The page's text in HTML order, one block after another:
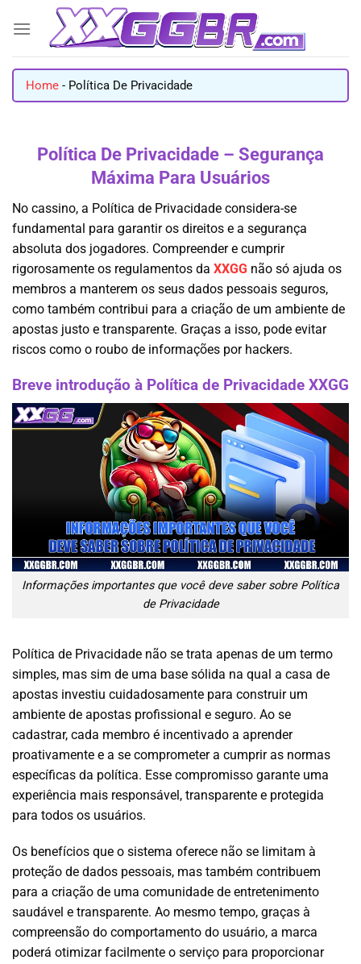
Home - Política De Privacidade
Política De Privacidade – Segurança
Máxima Para Usuários
No cassino, a Política de Privacidade considera-se
fundamental para garantir os direitos e a segurança
absoluta dos jogadores. Compreender e cumprir
rigorosamente os regulamentos da XXGG não só ajuda os
membros a manterem os seus dados pessoais seguros,
como também contribui para a criação de um ambiente de
apostas justo e transparente. Graças a isso, pode evitar
riscos como o roubo de informações por hackers.
Breve introdução à Política de Privacidade XXGG
Informações importantes que você deve saber sobre Política
de Privacidade
Política de Privacidade não se trata apenas de um termo
simples, mas sim de uma base sólida na qual a casa de
apostas investiu cuidadosamente para construir um
ambiente de apostas profissional e seguro. Ao se
cadastrar, cada membro é incentivado a aprender
proativamente e a se comprometer a cumprir as normas
específicas da política. Esse compromisso garante uma
experiência mais responsável, transparente e protegida
para todos os usuários.
Os benefícios que o sistema oferece não se limitam à
proteção de dados pessoais, mas também contribuem
para a criação de uma comunidade de entretenimento
saudável e transparente. Ao mesmo tempo, graças à
compreensão do comportamento do usuário, a marca
poderá otimizar facilmente o serviço para proporcionar